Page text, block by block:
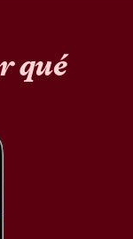
qué